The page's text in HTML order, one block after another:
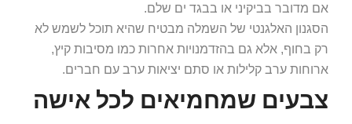
אם מדובר בביקיני או בבגד ים שלם.
הסגנון האלגנטי של השמלה מבטיח שהיא תוכל לשמש לא
רק בחוף, אלא גם בהזדמנויות אחרות כמו מסיבות קיץ,
ארוחות ערב קלילות או סתם יציאות ערב עם חברים.
צבעים שמחמיאים לכל אישה